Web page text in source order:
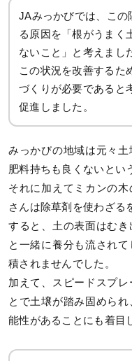
JAみっかびでは、この
る原因を「根がうまく
ないこと」と考えまし
この状況を改善するた
づくりが必要であると
促進しました。
みっかびの地域は元々
肥料持ちも良くないとい
それに加えてミカンの
さんは除草剤を使わざる
すると、土の表面はむ
と一緒に養分も流され
積されませんでした。
加えて、スピードスプ
とで土壌が踏み固めら
能性があることにも着目